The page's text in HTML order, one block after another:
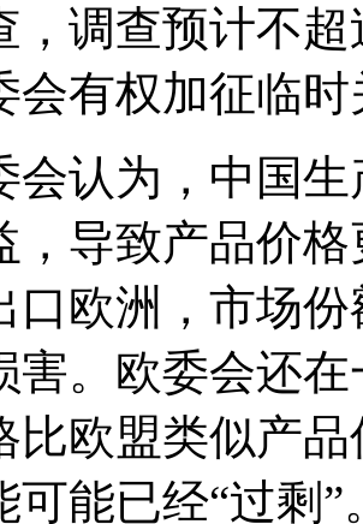
，调查预计不
会有权加征临
为，中国生
，导致产品价
口欧洲，市场
害。欧委会还
比欧盟类似产
可能已经“过剩”